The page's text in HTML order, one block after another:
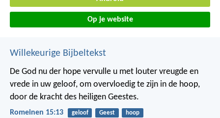
Op je website
Willekeurige Bijbeltekst
De God nu der hope vervulle u met louter vreugde en
vrede in uw geloof, om overvloedig te zijn in de hoop,
door de kracht des heiligen Geestes.
Romeinen 15:13 geloof Geest hoop